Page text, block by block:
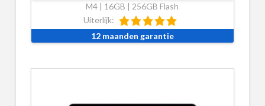
M4 | 16GB | 256GB Flash
Uiterlijk:
12 maanden garantie